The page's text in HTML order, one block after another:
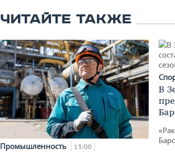
ЧИТАЙТЕ ТАКЖЕ
Промышленность 13:00
В